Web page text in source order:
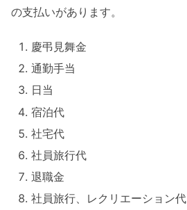
の支払いがあります。
慶弔見舞金
通勤手当
日当
宿泊代
社宅代
社員旅行代
退職金
社員旅行、レクリエーション代